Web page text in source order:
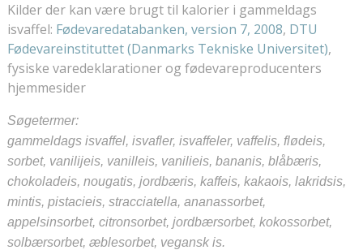
Kilder der kan være brugt til kalorier i gammeldags
isvaffel: Fødevaredatabanken, version 7, 2008, DTU
Fødevareinstituttet (Danmarks Tekniske Universitet),
fysiske varedeklarationer og fødevareproducenters
hjemmesider
Søgetermer:
gammeldags isvaffel, isvafler, isvaffeler, vaffelis, flødeis,
sorbet, vanilijeis, vanilleis, vanilieis, bananis, blåbæris,
chokoladeis, nougatis, jordbæris, kaffeis, kakaois, lakridsis,
mintis, pistacieis, stracciatella, ananassorbet,
appelsinsorbet, citronsorbet, jordbærsorbet, kokossorbet,
solbærsorbet, æblesorbet, vegansk is.